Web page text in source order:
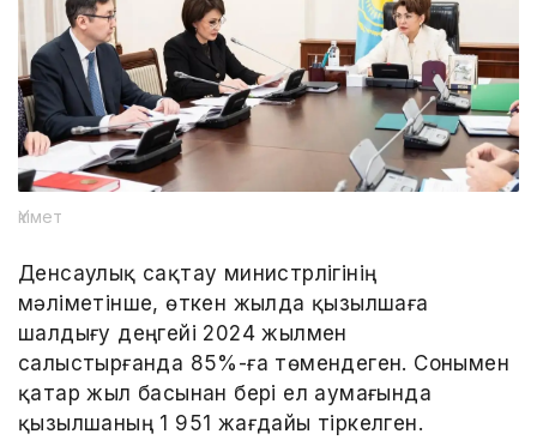
Үкімет
Денсаулық сақтау министрлігінің
мәліметінше, өткен жылда қызылшаға
шалдығу деңгейі 2024 жылмен
салыстырғанда 85%-ға төмендеген. Сонымен
қатар жыл басынан бері ел аумағында
қызылшаның 1 951 жағдайы тіркелген.